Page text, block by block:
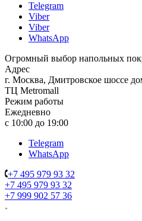
Telegram
Viber
Viber
WhatsApp
Огромный выбор напольных
Адрес
г. Москва, Дмитровское шоссе
ТЦ Metromall
Режим работы
Ежедневно
с 10:00 до 19:00
Telegram
WhatsApp
+7 495 979 93 32
+7 495 979 93 32
+7 999 902 57 36